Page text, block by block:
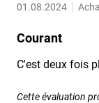
01.08.2024
Courant
C'est deux fois
Cette évaluation